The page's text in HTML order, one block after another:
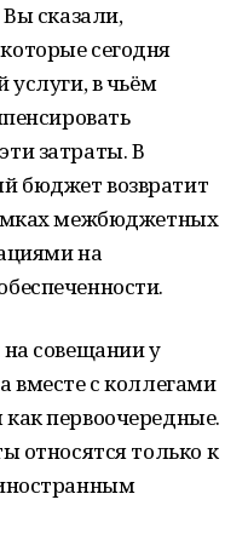
сказали,
сегодня
услуги, в чьём
затраты. В
бюджет возвратит
межбюджетных
на
совещании у
вместе с коллегами
первоочередные.
относятся только к